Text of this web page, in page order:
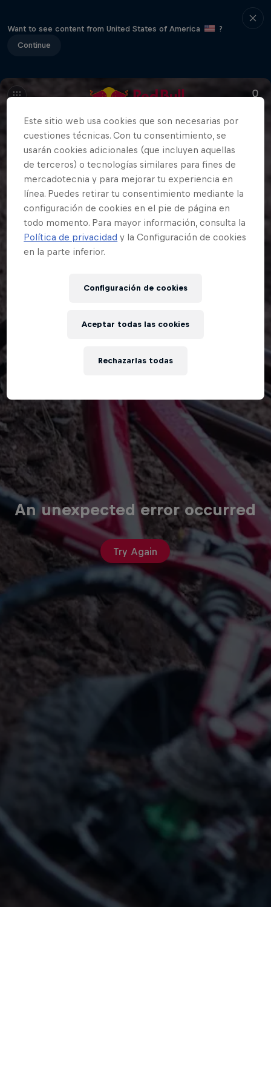
Want to see content from United States of America
?
Continue
An unexpected error occurred
Try Again
Este sitio web usa cookies que son necesarias por
cuestiones técnicas. Con tu consentimiento, se
usarán cookies adicionales (que incluyen aquellas
de terceros) o tecnologías similares para fines de
mercadotecnia y para mejorar tu experiencia en
línea. Puedes retirar tu consentimiento mediante la
configuración de cookies en el pie de página en
todo momento. Para mayor información, consulta la
Política de privacidad y la Configuración de cookies
en la parte inferior.
Configuración de cookies
Rechazarlas todas
Aceptar todas las cookies